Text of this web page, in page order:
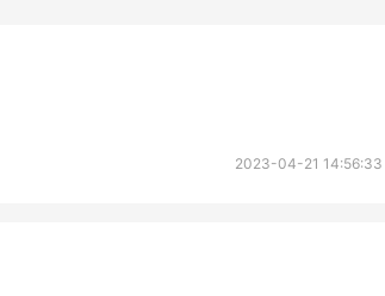
2023-04-21 14:56:33